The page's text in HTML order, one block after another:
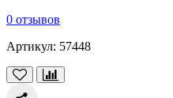
0 отзывов
Артикул: 57448